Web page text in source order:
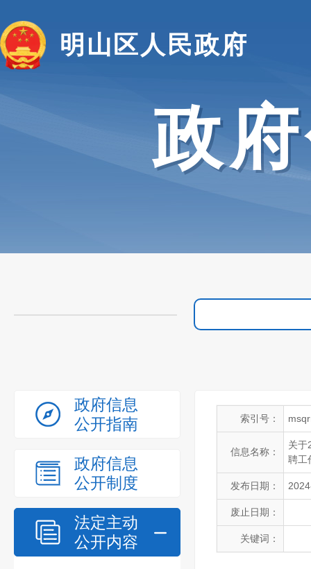
明山区人民政府
政
政府信息
公开指南
政府信息
公开制度
法定主动
公开内容
索引号：
信息名称：
关于
聘工
发布日期：
废止日期：
关键词：